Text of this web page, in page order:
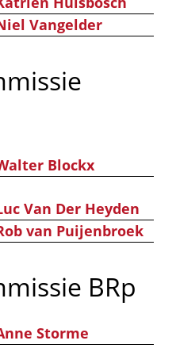
Vangelder
Blockx
Van Der Heyden
van Puijenbroek
BRp
Storme